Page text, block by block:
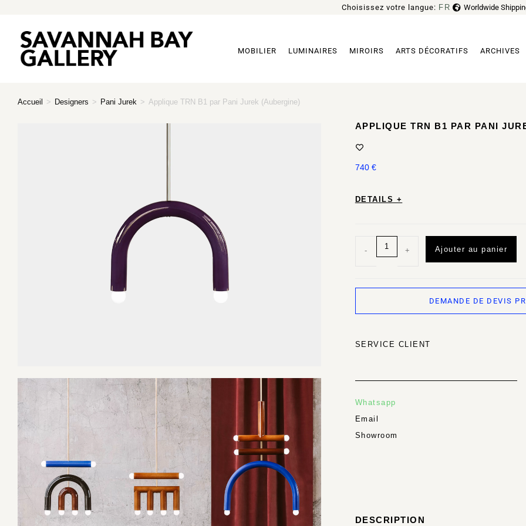
Choisissez votre langue: FR
EN Worldwide
MOBILIER LUMINAIRES MIROIRS ARTS DÉCORATIFS ARCHIVES
Accueil > Designers > Pani Jurek > Applique TRN B1 par Pani Jurek (Aubergine)
APPLIQUE TRN B1 PAR PANI
740 €
DETAILS +
- + Ajouter au panier
DEMANDE DE DEVIS
SERVICE CLIENT
Whatsapp
Email
Showroom
DESCRIPTION